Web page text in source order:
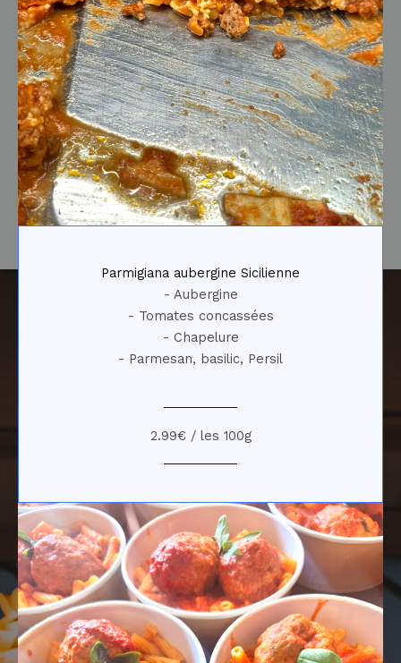
Parmigiana aubergine Sicilienne
- Aubergine
- Tomates concassées
- Chapelure
- Parmesan, basilic, Persil
2.99€ / les 100g